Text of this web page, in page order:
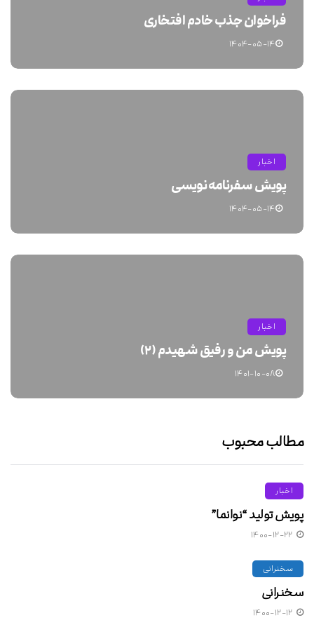
فراخوان جذب خادم افتخاری
۱۴۰۴-۰۵-۱۴
اخبار
پویش سفرنامه نویسی
۱۴۰۴-۰۵-۱۴
اخبار
پویش من و رفیق شهیدم (۲)
۱۴۰۱-۱۰-۰۸
مطالب محبوب
اخبار
پویش تولید “نوانما”
۱۴۰۰-۱۲-۲۲
سخنرانی
سخنرانی
۱۴۰۰-۱۲-۱۲